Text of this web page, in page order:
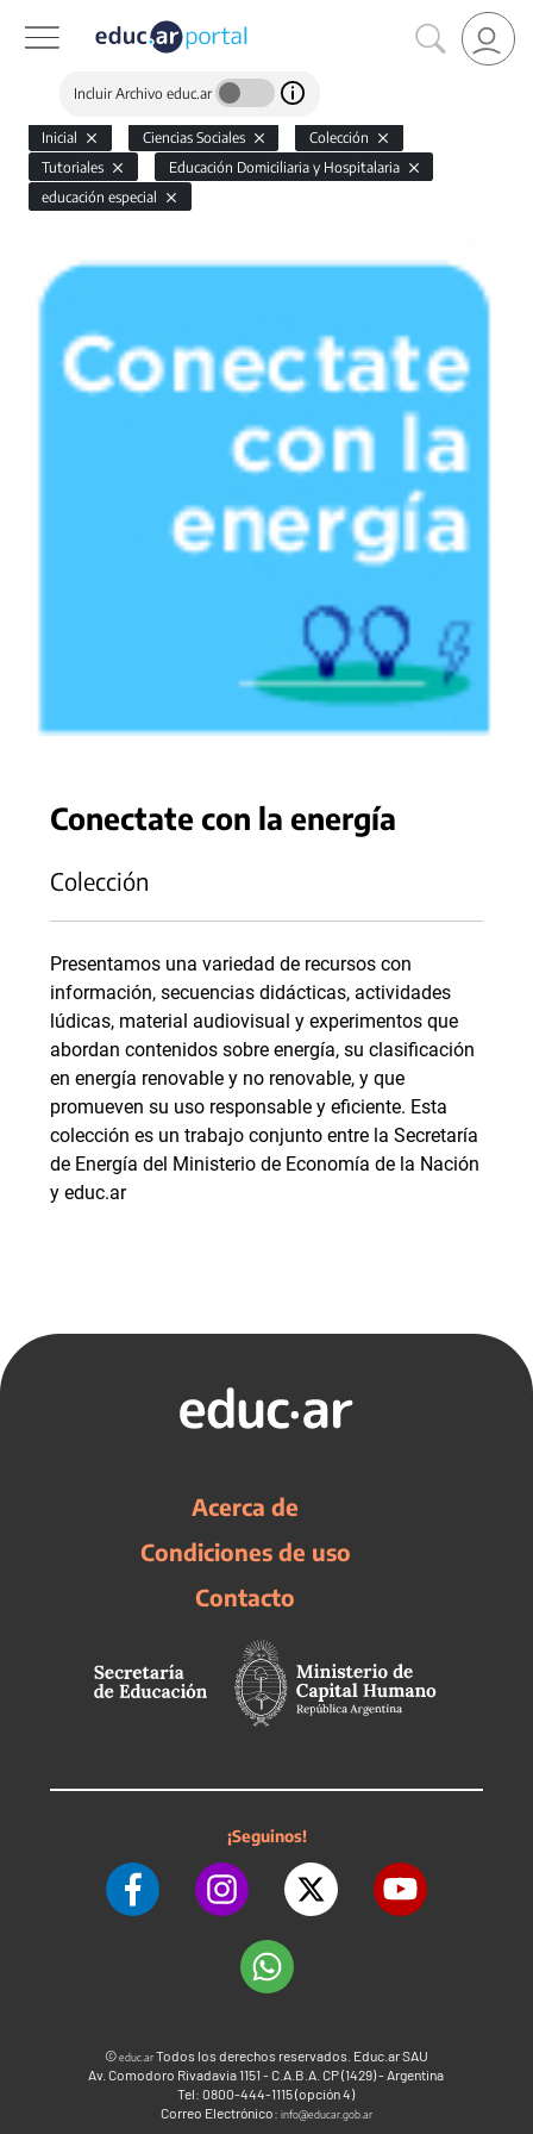
Incluir Archivo educ.ar
Inicial Ciencias Sociales
Colección
Tutoriales
Educación Domiciliaria y Hospitalaria
educación especial
Conectate con la energía
Colección
Presentamos una variedad de recursos con
información, secuencias didácticas, actividades
lúdicas, material audiovisual y experimentos que
abordan contenidos sobre energía, su clasificación
en energía renovable y no renovable, y que
promueven su uso responsable y eficiente. Esta
colección es un trabajo conjunto entre la Secretaría
de Energía del Ministerio de Economía de la Nación
y educ.ar
Acerca de
Condiciones de uso
Contacto
¡Seguinos!
©educ.arTodos los derechos reservados. Educ.ar SAU
Av. Comodoro Rivadavia 1151 - C.A.B.A. CP (1429) - Argentina
Tel: 0800-444-1115 (opción 4)
Correo Electrónico: info@educar.gob.ar